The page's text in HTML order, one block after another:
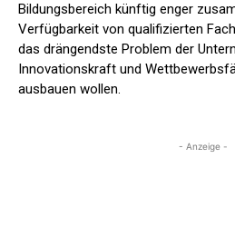
Bildungsbereich künftig enger
Verfügbarkeit von qualifizierten
das drängendste Problem der
Innovationskraft und
ausbauen wollen.
- Anzeige -